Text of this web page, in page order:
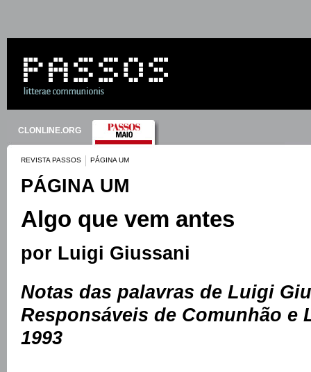
CLONLINE.ORG
REVISTA PASSOS PÁGINA UM
PÁGINA UM
Algo que vem antes
por Luigi Giussani
Notas das palavras de Luigi
Responsáveis de Comunhão e
1993